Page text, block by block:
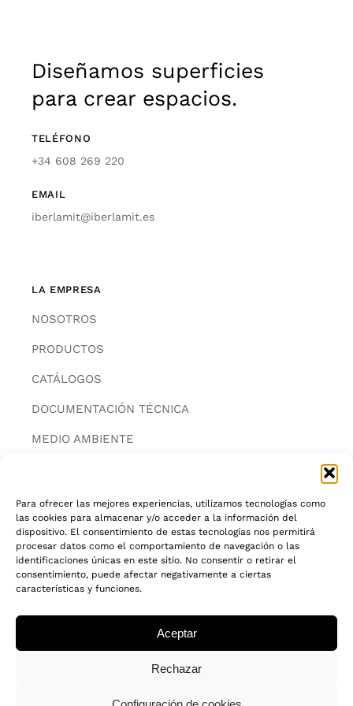
Para ofrecer las mejores experiencias, utilizamos tecnologías como
las cookies para almacenar y/o acceder a la información del
dispositivo. El consentimiento de estas tecnologías nos permitirá
procesar datos como el comportamiento de navegación o las
identificaciones únicas en este sitio. No consentir o retirar el
consentimiento, puede afectar negativamente a ciertas
características y funciones.
Aceptar
Rechazar
Diseñamos superficies
para crear espacios.
TELÉFONO
+34 608 269 220
EMAIL
iberlamit@iberlamit.es
LA EMPRESA
NOSOTROS
PRODUCTOS
CATÁLOGOS
DOCUMENTACIÓN TÉCNICA
MEDIO AMBIENTE
INFORMACIÓN
AVISO LEGAL
POLITICA DE PRIVACIDAD
CADENA DE CUSTODIA FSC®